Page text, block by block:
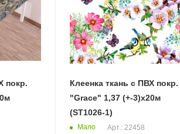
покр.
Клеенка ткань с ПВХ покр.
"Grace" 1,37 (+-3)х20м
(ST1026-1)
Мало Арт.: 22458